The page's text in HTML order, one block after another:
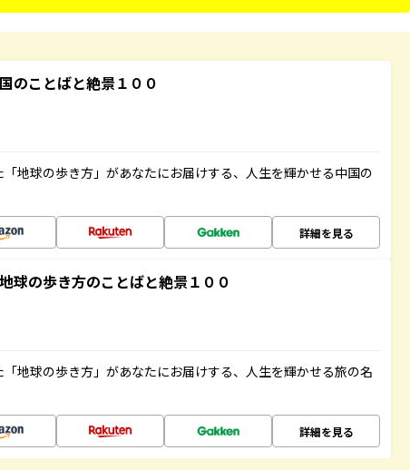
のことばと絶景１００
地球の歩き方」があなたにお届けする、人生を輝かせる中国の
詳細を見る
球の歩き方のことばと絶景１００
地球の歩き方」があなたにお届けする、人生を輝かせる旅の名
詳細を見る